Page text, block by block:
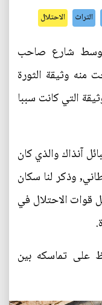
التراث الاحتلال
شارع صاحب
منه وثيقة الثورة
للميلاد، الوثيقة التي كانت سببا
آنذاك والذي كان
وذكر لنا سكان
قوات الاحتلال في
على تماسكه بين